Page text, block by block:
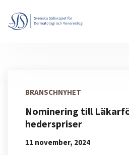
BRANSCHNYHET
Nominering till
hederspriser
11 november, 2024